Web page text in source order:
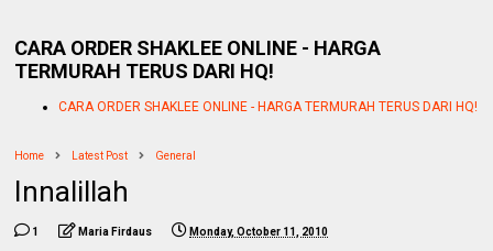
CARA ORDER SHAKLEE ONLINE - HARGA
TERMURAH TERUS DARI HQ!
CARA ORDER SHAKLEE ONLINE - HARGA TERMURAH TERUS DARI HQ!
Home Latest Post General
Innalillah
1 Maria Firdaus Monday, October 11, 2010